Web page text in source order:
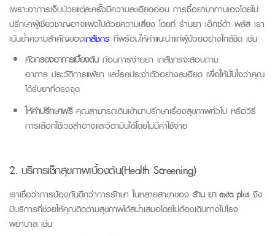
เพราะอาการเจ็บป่วยแต่ละครั้งมีความละเอียดอ่อน การซื้อยามาทานเองโดยไม่
ปรึกษาผู้เชี่ยวชาญอาจแฝงไปด้วยความเสี่ยง โดยที่ ร้านยา เอ็กซ์ต้า พลัส เรา
เน้นย้ำความสำคัญของเภสัชกร ที่พร้อมให้คำแนะนำแก่ผู้ป่วยอย่างใกล้ชิด เช่น
คัดกรองอาการเบื้องต้น ก่อนการจ่ายยา เภสัชกรจะสอบถาม
อาการ ประวัติการแพ้ยา และโรคประจำตัวอย่างละเอียด เพื่อให้มั่นใจว่าคุณ
ได้รับยาที่ตรงจุด
ให้คำปรึกษาฟรีคุณสามารถเดินเข้ามาปรึกษาเรื่องสุขภาพทั่วไป หรือวิธี
การเลือกใช้เวชสำอางและวิตามินได้โดยไม่มีค่าใช้จ่าย
2. บริการเช็กสุขภาพเบื้องต้น(Health Screening)
เราเชื่อว่าการป้องกันดีกว่าการรักษา ในหลายสาขาของ ร้าน ยาexta plusจึง
มีบริการที่ช่วยให้คุณติดตามสุขภาพได้สม่ำเสมอโดยไม่ต้องเดินทางไปโรง
พยาบาล เช่น